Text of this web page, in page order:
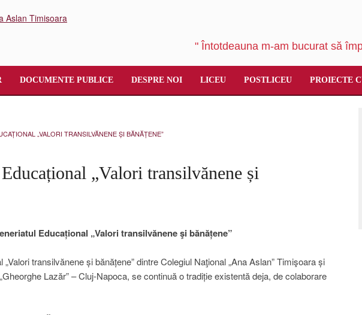
" Întotdeauna m-am bucurat să
DOCUMENTE PUBLICE DESPRE NOI LICEU POSTLICEU PROIECTE
„VALORI TRANSILVĂNENE ȘI BĂNĂȚENE”
„Valori transilvănene și
Educațional „Valori transilvănene şi bănățene”
transilvănene și bănățene” dintre Colegiul Naţional „Ana Aslan” Timişoara și
Lazăr” – Cluj-Napoca, se continuă o tradiție existentă deja, de colaborare